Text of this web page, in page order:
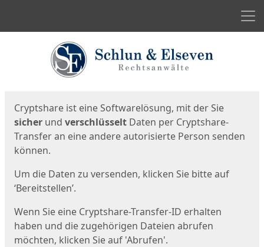
Cryptshare ist eine Softwarelösung, mit der Sie
sicher und verschlüsselt Daten per Cryptshare-
Transfer an eine andere autorisierte Person senden
können.
Um die Daten zu versenden, klicken Sie bitte auf
‘Bereitstellen’.
Wenn Sie eine Cryptshare-Transfer-ID erhalten
haben und die zugehörigen Dateien abrufen
möchten, klicken Sie auf 'Abrufen'.